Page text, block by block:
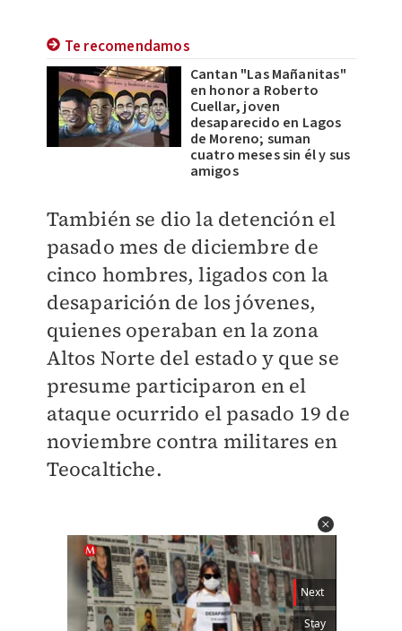
Te recomendamos
Cantan "Las Mañanitas"
en honor a Roberto
Cuellar, joven
desaparecido en Lagos
de Moreno; suman
cuatro meses sin él y sus
amigos
También se dio la detención el
pasado mes de diciembre de
cinco hombres, ligados con la
desaparición de los jóvenes,
quienes operaban en la zona
Altos Norte del estado y que se
presume participaron en el
ataque ocurrido el pasado 19 de
noviembre contra militares en
Teocaltiche.